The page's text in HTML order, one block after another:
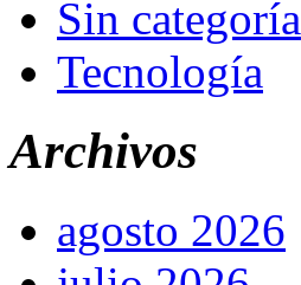
Sin categoría
Tecnología
Archivos
agosto 2026